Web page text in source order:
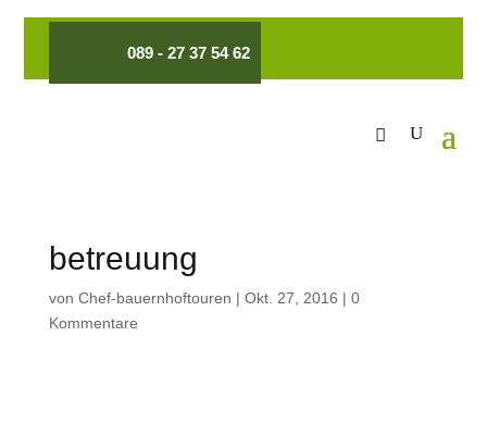
089 - 27 37 54 62
betreuung
von Chef-bauernhoftouren | Okt. 27, 2016 | 0
Kommentare